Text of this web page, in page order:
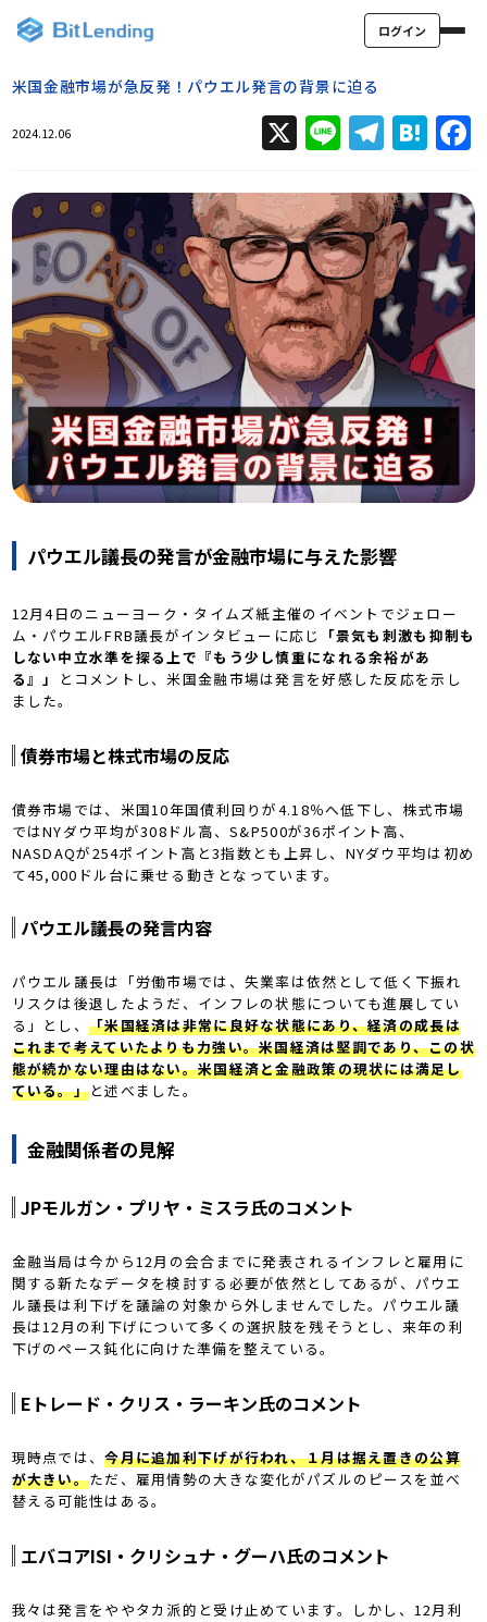
ログイン
米国金融市場が急反発！パウエル発言の背景に迫る
2024.12.06 X Line
パウエル議長の発言が金融市場に与えた影響
12月4日のニューヨーク・タイムズ紙主催のイベントでジェロー
ム・パウエルFRB議長がインタビューに応じ 「景気も刺激も抑制も
しない中立水準を探る上で『もう少し慎重になれる余裕があ
る』」
とコメントし、米国金融市場は発言を好感した反応を示し
ました。
債券市場と株式市場の反応
債券市場では、米国10年国債利回りが4.18％へ低下し、株式市場
ではNYダウ平均が308ドル高、S&P500が36ポイント高、
NASDAQが254ポイント高と3指数とも上昇し、NYダウ平均は初め
て45,000ドル台に乗せる動きとなっています。
パウエル議長の発言内容
パウエル議長は「労働市場では、失業率は依然として低く下振れ
リスクは後退したようだ、インフレの状態についても進展してい
る」とし、「米国経済は非常に良好な状態にあり、経済の成長は
これまで考えていたよりも力強い。米国経済は堅調であり、この状
態が続かない理由はない。米国経済と金融政策の現状には満足し
ている。」と述べました。
金融関係者の見解
JPモルガン・プリヤ・ミスラ氏のコメント
金融当局は今から12月の会合までに発表されるインフレと雇用に
関する新たなデータを検討する必要が依然としてあるが、パウエ
ル議長は利下げを議論の対象から外しませんでした。パウエル議
長は12月の利下げについて多くの選択肢を残そうとし、来年の利
下げのペース鈍化に向けた準備を整えている。
Eトレード・クリス・ラーキン氏のコメント
現時点では、今月に追加利下げが行われ、１月は据え置きの公算
が大きい。ただ、雇用情勢の大きな変化がパズルのピースを並べ
替える可能性はある。
エバコアISI・クリシュナ・グーハ氏のコメント
我々は発言をややタカ派的と受け止めています。しかし、12月利